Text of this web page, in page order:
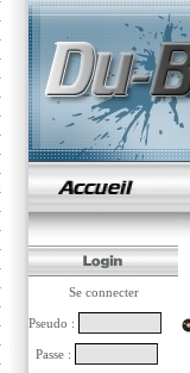
Se connecter
Pseudo :
Passe :